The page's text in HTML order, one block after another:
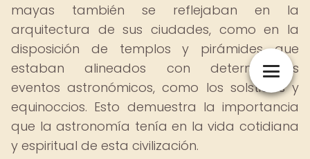
mayas también se reflejaban en la
arquitectura de sus ciudades, como en la
disposición de templos y pirámides que
estaban alineados con determinados
eventos astronómicos, como los solsticios y
equinoccios. Esto demuestra la importancia
que la astronomía tenía en la vida cotidiana
y espiritual de esta civilización.